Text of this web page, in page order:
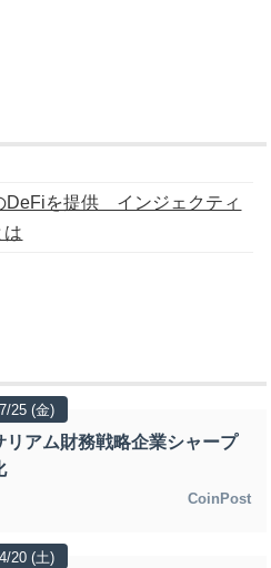
DeFiを提供 インジェクティ
は
25 (金)
アム財務戦略企業シャープ
CoinPost
20 (土)